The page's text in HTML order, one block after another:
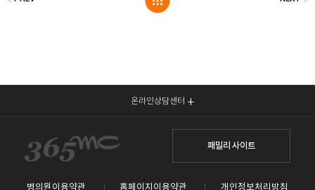
온라인상담센터
패밀리 사이트
병의원이용약관 홈페이지이용약관 개인정보처리방침